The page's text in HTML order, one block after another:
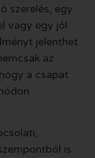
szerelés, egy
vagy egy jól
jelenthet
az
a csapat
is